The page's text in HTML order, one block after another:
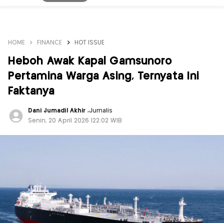
HOME FINANCE HOT ISSUE
Heboh Awak Kapal Gamsunoro
Pertamina Warga Asing, Ternyata Ini
Faktanya
Dani Jumadil Akhir ,Jurnalis
Senin, 20 April 2026 |22:02 WIB